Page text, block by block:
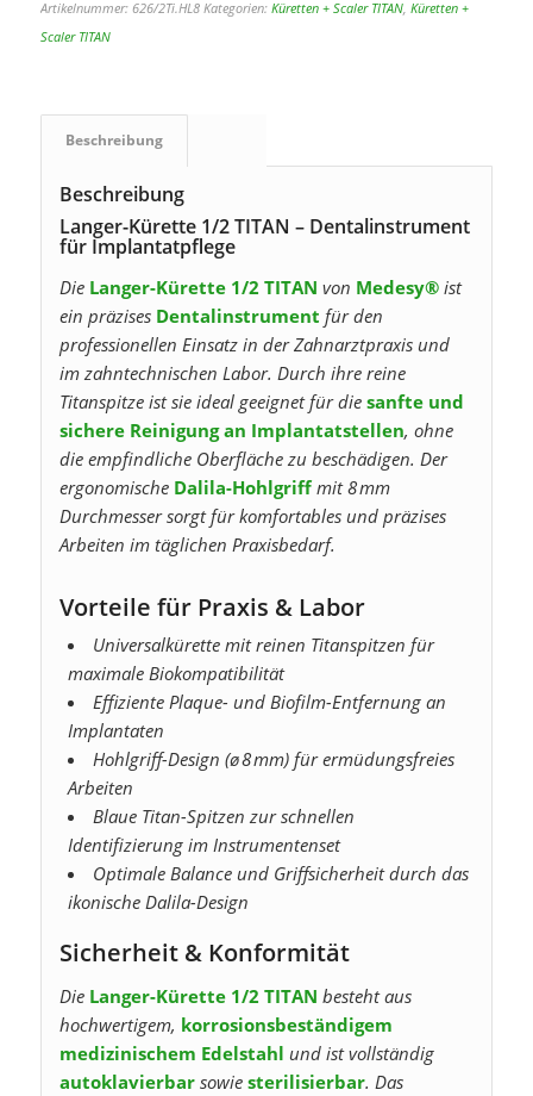
Artikelnummer: 626/2Ti.HL8 Kategorien: Küretten + Scaler TITAN, Küretten +
Scaler TITAN
Beschreibung
Beschreibung
Langer-Kürette 1/2 TITAN – Dentalinstrument
für Implantatpflege
Die Langer-Kürette 1/2 TITAN von Medesy®ist
ein präzises Dentalinstrument für den
professionellen Einsatz in der Zahnarztpraxis und
im zahntechnischen Labor. Durch ihre reine
Titanspitze ist sie ideal geeignet für die sanfte und
sichere Reinigung an Implantatstellen, ohne
die empfindliche Oberfläche zu beschädigen. Der
ergonomische Dalila-Hohlgriffmit 8 mm
Durchmesser sorgt für komfortables und präzises
Arbeiten im täglichen Praxisbedarf.
Vorteile für Praxis & Labor
Universalkürette mit reinen Titanspitzen für
maximale Biokompatibilität
Effiziente Plaque- und Biofilm-Entfernung an
Implantaten
Hohlgriff-Design (ø 8 mm) für ermüdungsfreies
Arbeiten
Blaue Titan-Spitzen zur schnellen
Identifizierung im Instrumentenset
Optimale Balance und Griffsicherheit durch das
ikonische Dalila-Design
Sicherheit & Konformität
Die Langer-Kürette 1/2 TITAN besteht aus
hochwertigem, korrosionsbeständigem
medizinischem Edelstahl und ist vollständig
autoklavierbarsowie sterilisierbar. Das